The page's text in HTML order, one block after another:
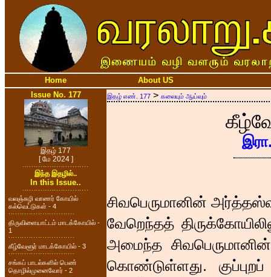
Home
About US
Issue No. 177
இதழ் 177
[ மே 2024 ]
இந்த இதழில்..
In this Issue..
வலஞ்சுழி வாணர் கோயில்
கல்வெட்டுகள் - 4
திருவிளையாட்டம் மாடக்கோயில் -
1
கீழ்வேளூர் மாடக்கோயில் - 3
சங்கப் பாடல்களில் பெண்
தொழில்முனைவோர் - 2
இதழ் எண். 177 > கலையும் ஆய்வும்
சிவபெருமானின்
வேறெந்தத்
அமைந்த சிவபெருமானின்
கொண்டுள்ளது.